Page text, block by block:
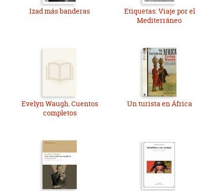
Izad más banderas
Etiquetas: Viaje por el
Mediterráneo
Evelyn Waugh. Cuentos
completos
Un turista en África